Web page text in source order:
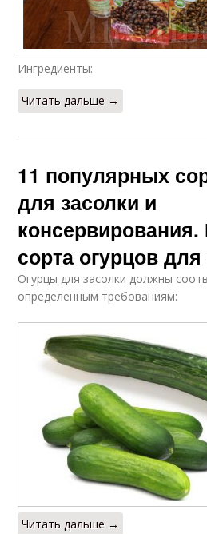
Ингредиенты:
Читать дальше →
11 популярных
для засолки и
сорта огурцов для
Огурцы для засолки должны
определенным требованиям:
Читать дальше →